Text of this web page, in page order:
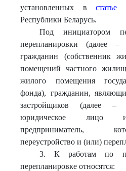
установленных встатье
Республики Беларусь.
Под инициатором
перепланировки (далее –
гражданин (собственник
помещений частного
жилого помещения
фонда), гражданин,
застройщиков (далее
юридическое лицо
предприниматель,
переустройство и (или)
3. К работам по
перепланировке относятся: